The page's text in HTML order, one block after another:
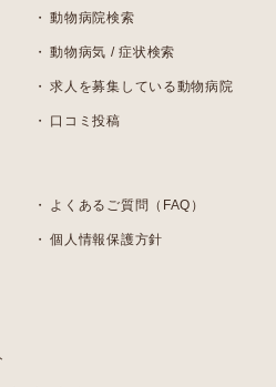
動物病院検索
動物病気 / 症状検索
求人を募集している動物病院
口コミ投稿
よくあるご質問（FAQ）
個人情報保護方針